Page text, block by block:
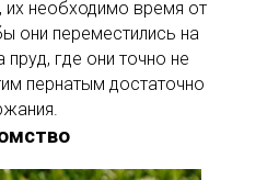
их необходимо время от
они переместились на
где они точно не
пернатым достаточно